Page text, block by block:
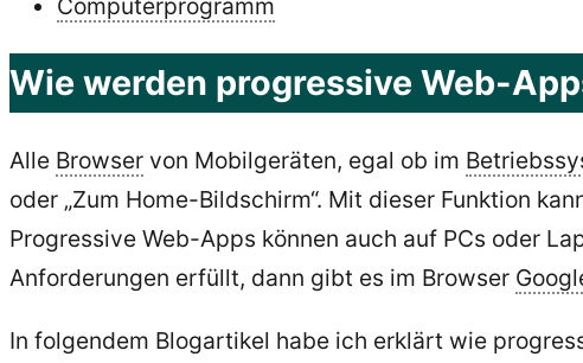
Wie werden progressive Web-
Alle Browser von Mobilgeräten, egal ob im
oder „Zum Home-Bildschirm“. Mit dieser Funktion
Progressive Web-Apps können auch auf PCs oder
Anforderungen erfüllt, dann gibt es im Browser
In folgendem Blogartikel habe ich erklärt wie